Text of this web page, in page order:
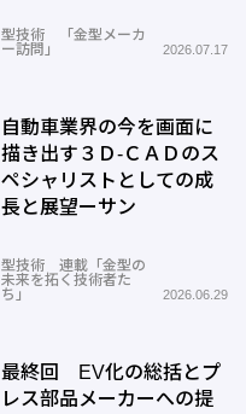
型技術 「金型メーカ
ー訪問」
2026.07.17
自動車業界の今を画面に
描き出す３Ｄ-ＣＡＤのス
ペシャリストとしての成
長と展望ーサン
型技術 連載「金型の
未来を拓く技術者た
ち」
2026.06.29
最終回 EV化の総括とプ
レス部品メーカーへの提